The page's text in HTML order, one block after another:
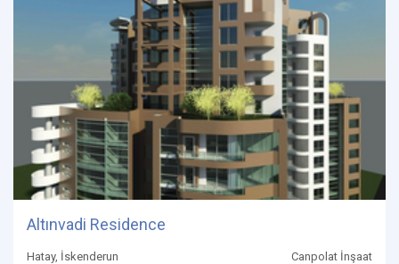
Altınvadi Residence
Hatay, İskenderun Canpolat İnşaat